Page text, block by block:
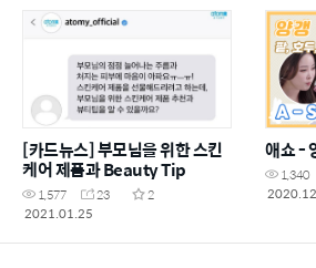
[카드뉴스] 부모님을 위한 스킨
케어 제품과 Beauty Tip
1,577 23
2
2021.01.25
애쇼 -
1,340